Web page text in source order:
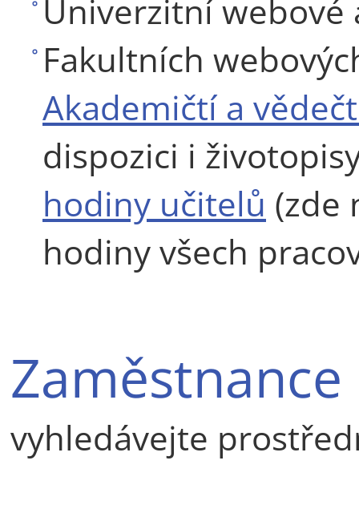
Univerzitní
Fakultních
Akademičtí a
dispozici i
hodiny učitelů (zde
hodiny všech
Zaměstnance
vyhledávejte